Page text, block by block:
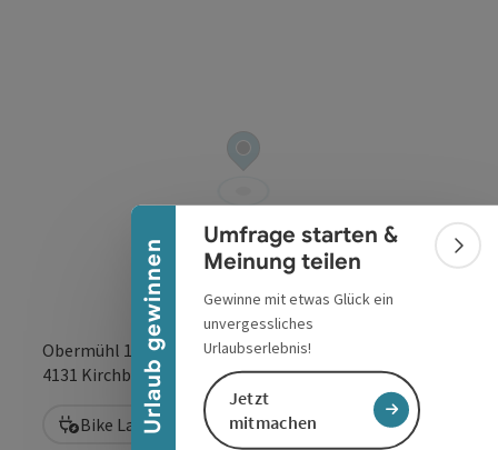
Urlaub gewinnen
Banner einklappen
Umfrage starten &
Meinung teilen
Gewinne mit etwas Glück ein
unvergessliches
Urlaubserlebnis!
Jetzt
mitmachen
Obermühl 13
4131 Kirchberg ob der Donau in Google
Bike Ladestation